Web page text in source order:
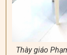
Thày giáo